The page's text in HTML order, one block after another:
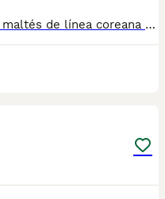
📞 613283995 WhatsApp Bichon maltés de línea coreana de los mas pequeñines un verdadero capricho . Entregamos nuestros pequeños cachorritos con todas las garantías y cuidados necesarios , disponemos de núcleo zoológico para crianza y venta de nuestros cachorros . ✅Desparasitaciones y vacunas correspondientes a su edad . ✅Cartilla de vacunación . ✅Revisiones veterinarias . ✅Garantías víricas de 15 días . ✅Garantías genéticas de un año . Seriedad , confianza y bienestar animal son nuestra prioridad . También ofrecemos transporte propio para nuestros pequeños cachorros a toda la península , el pago lo podéis hacer contra reembolso . (con coste adicional) . Mandamos a toda España . Disponemos de varias razas Si no esta la raza que queréis llámanos , intentaremos encontrártela , trabajamos con los mejores criadores de España .